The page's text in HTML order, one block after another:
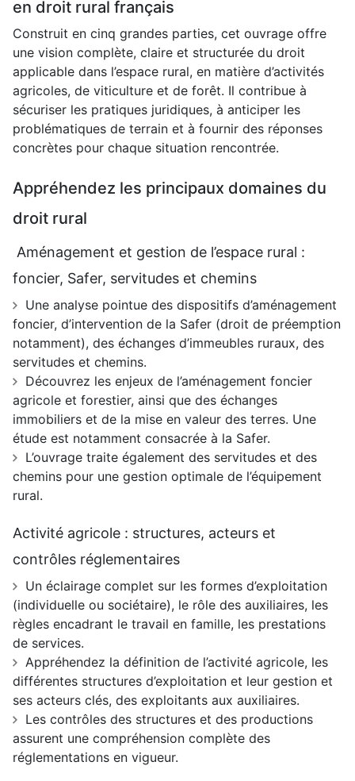
en droit rural français
Construit en cinq grandes parties, cet ouvrage offre
une vision complète, claire et structurée du droit
applicable dans l’espace rural, en matière d’activités
agricoles, de viticulture et de forêt. Il contribue à
sécuriser les pratiques juridiques, à anticiper les
problématiques de terrain et à fournir des réponses
concrètes pour chaque situation rencontrée.
Appréhendez les principaux domaines du
droit rural
Aménagement et gestion de l’espace rural :
foncier, Safer, servitudes et chemins
Une analyse pointue des dispositifs d’aménagement
foncier, d’intervention de la Safer (droit de préemption
notamment), des échanges d’immeubles ruraux, des
servitudes et chemins.
Découvrez les enjeux de l’aménagement foncier
agricole et forestier, ainsi que des échanges
immobiliers et de la mise en valeur des terres. Une
étude est notamment consacrée à la Safer.
L’ouvrage traite également des servitudes et des
chemins pour une gestion optimale de l’équipement
rural.
Activité agricole : structures, acteurs et
contrôles réglementaires
Un éclairage complet sur les formes d’exploitation
(individuelle ou sociétaire), le rôle des auxiliaires, les
règles encadrant le travail en famille, les prestations
de services.
Appréhendez la définition de l’activité agricole, les
différentes structures d’exploitation et leur gestion et
ses acteurs clés, des exploitants aux auxiliaires.
Les contrôles des structures et des productions
assurent une compréhension complète des
réglementations en vigueur.